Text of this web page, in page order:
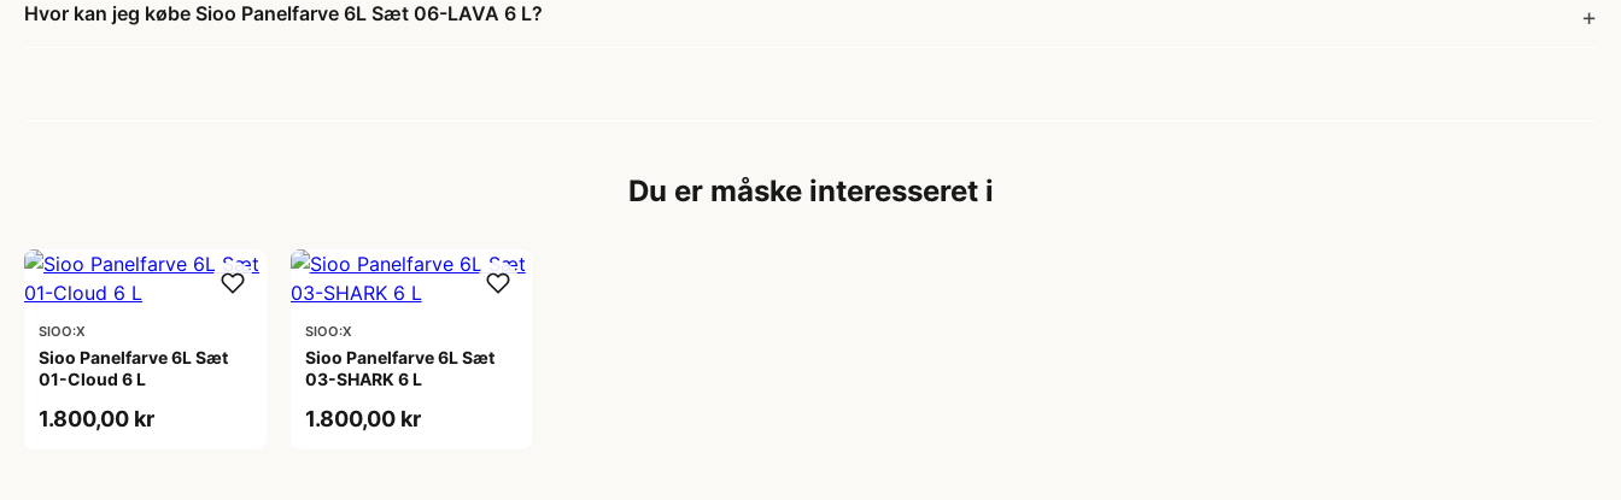
Hvor kan jeg købe Sioo Panelfarve 6L Sæt 06-LAVA 6 L?
Du er måske interesseret i
SIOO:X
Sioo Panelfarve 6L Sæt
01-Cloud 6 L
1.800,00 kr
SIOO:X
Sioo Panelfarve 6L Sæt
03-SHARK 6 L
1.800,00 kr